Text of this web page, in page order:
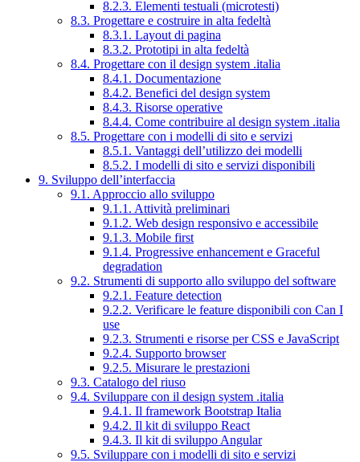
8.2.3. Elementi testuali (microtesti)
8.3. Progettare e costruire in alta fedeltà
8.3.1. Layout di pagina
8.3.2. Prototipi in alta fedeltà
8.4. Progettare con il design system .italia
8.4.1. Documentazione
8.4.2. Benefici del design system
8.4.3. Risorse operative
8.4.4. Come contribuire al design system .italia
8.5. Progettare con i modelli di sito e servizi
8.5.1. Vantaggi dell’utilizzo dei modelli
8.5.2. I modelli di sito e servizi disponibili
9. Sviluppo dell’interfaccia
9.1. Approccio allo sviluppo
9.1.1. Attività preliminari
9.1.2. Web design responsivo e accessibile
9.1.3. Mobile first
9.1.4. Progressive enhancement e Graceful
degradation
9.2. Strumenti di supporto allo sviluppo del software
9.2.1. Feature detection
9.2.2. Verificare le feature disponibili con Can I
use
9.2.3. Strumenti e risorse per CSS e JavaScript
9.2.4. Supporto browser
9.2.5. Misurare le prestazioni
9.3. Catalogo del riuso
9.4. Sviluppare con il design system .italia
9.4.1. Il framework Bootstrap Italia
9.4.2. Il kit di sviluppo React
9.4.3. Il kit di sviluppo Angular
9.5. Sviluppare con i modelli di sito e servizi